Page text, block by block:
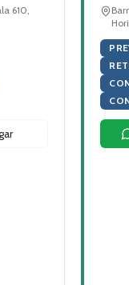
610,